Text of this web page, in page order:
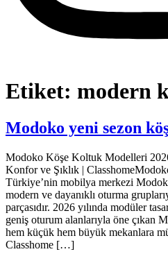
Etiket: modern
Modoko yeni sezon
Modoko Köşe Koltuk Modelleri
Konfor ve Şıklık |
Türkiye’nin mobilya merkezi
modern ve dayanıklı oturma
parçasıdır. 2026 yılında modüler
geniş oturum alanlarıyla öne çıkan
hem küçük hem büyük mekanlara
Classhome […]